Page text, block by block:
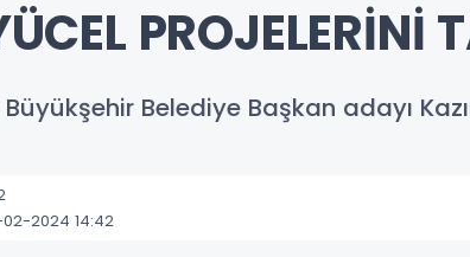
PROJELERİNİ
Belediye Başkan adayı
2024 14:42